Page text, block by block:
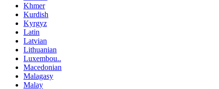
Khmer
Kurdish
Kyrgyz
Latin
Latvian
Lithuanian
Luxembou..
Macedonian
Malagasy
Malay